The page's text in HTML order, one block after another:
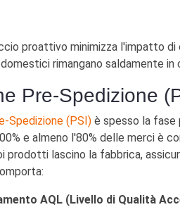
proattivo minimizza l'impatto
rimangano saldamente in
Pre-Spedizione
Spedizione (PSI) è spesso la fase
e almeno l'80% delle merci è
prodotti lascino la fabbrica,
AQL (Livello di Qualità